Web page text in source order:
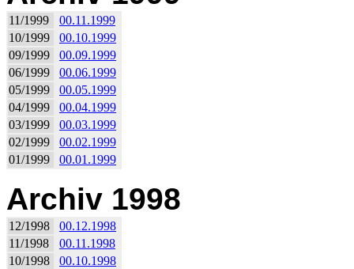
11/1999
00.11.1999
10/1999
00.10.1999
09/1999
00.09.1999
06/1999
00.06.1999
05/1999
00.05.1999
04/1999
00.04.1999
03/1999
00.03.1999
02/1999
00.02.1999
01/1999
00.01.1999
Archiv 1998
12/1998
00.12.1998
11/1998
00.11.1998
10/1998
00.10.1998